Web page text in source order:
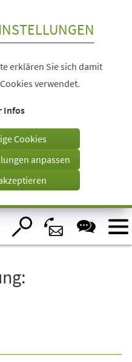
erklären Sie sich damit
verwendet.
Infos
Cookies
anpassen